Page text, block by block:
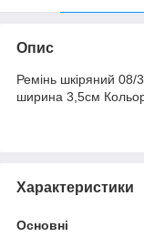
Опис
Ремінь шкіряний
ширина 3,5см
Характеристики
Основні